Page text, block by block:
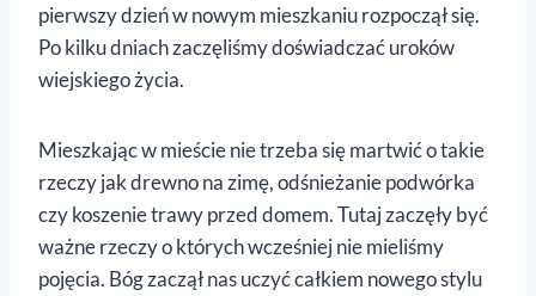
pierwszy dzień w nowym mieszkaniu rozpoczął się.
Po kilku dniach zaczęliśmy doświadczać uroków
wiejskiego życia.
Mieszkając w mieście nie trzeba się martwić o takie
rzeczy jak drewno na zimę, odśnieżanie podwórka
czy koszenie trawy przed domem. Tutaj zaczęły być
ważne rzeczy o których wcześniej nie mieliśmy
pojęcia. Bóg zaczął nas uczyć całkiem nowego stylu